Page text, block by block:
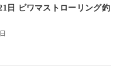
日 ビワマストローリング釣